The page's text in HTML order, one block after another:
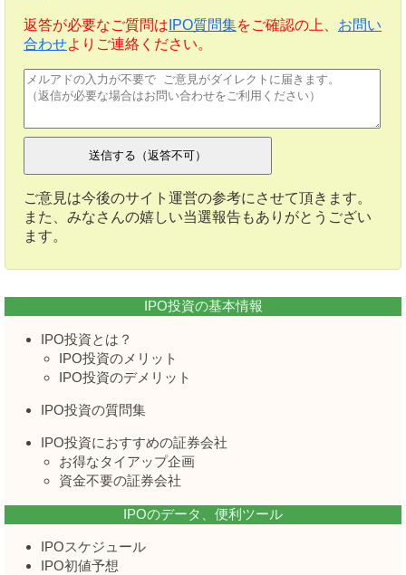
返答が必要なご質問は IPO質問集をご確認の上、 お問い
合わせよりご連絡ください。
ご意見は今後のサイト運営の参考にさせて頂きます。
また、みなさんの嬉しい当選報告もありがとうござい
ます。
IPO投資の基本情報
IPO投資とは？
IPO投資のメリット
IPO投資のデメリット
IPO投資の質問集
IPO投資におすすめの証券会社
お得なタイアップ企画
資金不要の証券会社
IPOのデータ、便利ツール
IPOスケジュール
IPO初値予想